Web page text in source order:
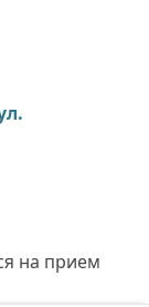
на прием